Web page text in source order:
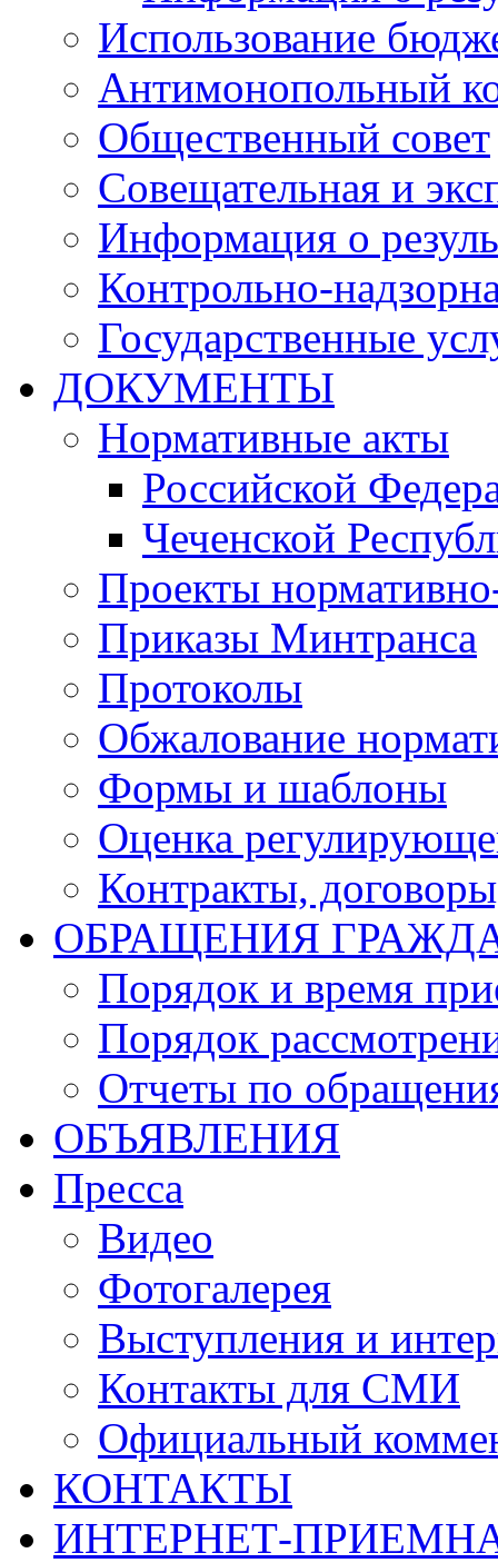
Использование
Антимонопольный
Общественный совет
Совещательная и
Информация о
Контрольно-
Государственные
ДОКУМЕНТЫ
Нормативные акты
Российской
Чеченской
Проекты
Приказы Минтранса
Протоколы
Обжалование
Формы и шаблоны
Оценка
Контракты,
ОБРАЩЕНИЯ
Порядок и время
Порядок
Отчеты по
ОБЪЯВЛЕНИЯ
Пресса
Видео
Фотогалерея
Выступления и
Контакты для СМИ
Официальный
КОНТАКТЫ
ИНТЕРНЕТ-